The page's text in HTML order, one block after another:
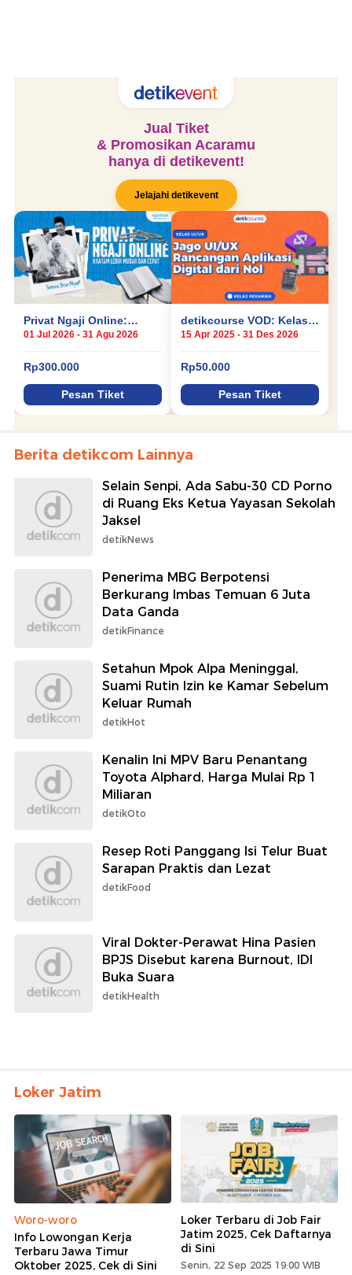
Berita detikcom Lainnya
Selain Senpi, Ada Sabu-30 CD Porno
di Ruang Eks Ketua Yayasan Sekolah
Jaksel
detikNews
Penerima MBG Berpotensi
Berkurang Imbas Temuan 6 Juta
Data Ganda
detikFinance
Setahun Mpok Alpa Meninggal,
Suami Rutin Izin ke Kamar Sebelum
Keluar Rumah
detikHot
Kenalin Ini MPV Baru Penantang
Toyota Alphard, Harga Mulai Rp 1
Miliaran
detikOto
Resep Roti Panggang Isi Telur Buat
Sarapan Praktis dan Lezat
detikFood
Viral Dokter-Perawat Hina Pasien
BPJS Disebut karena Burnout, IDI
Buka Suara
detikHealth
Loker Jatim
Woro-woro
Info Lowongan Kerja
Terbaru Jawa Timur
Oktober 2025, Cek di Sini
Loker Terbaru di Job Fair
Jatim 2025, Cek Daftarnya
di Sini
Senin, 22 Sep 2025 19:00 WIB